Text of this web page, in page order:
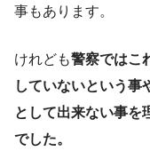
事もあります。
けれども警察ではこ
していないという事
として出来ない事を
でした。